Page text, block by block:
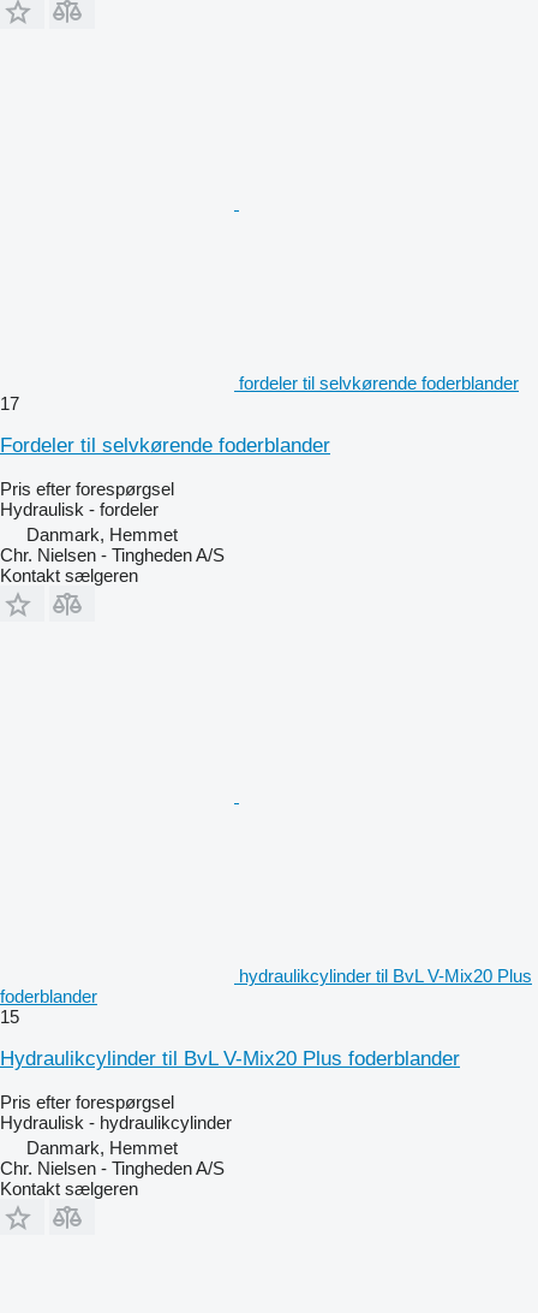
fordeler til selvkørende foderblander
17
Fordeler til selvkørende foderblander
Pris efter forespørgsel
Hydraulisk - fordeler
Danmark, Hemmet
Chr. Nielsen - Tingheden A/S
Kontakt sælgeren
hydraulikcylinder til BvL V-Mix20 Plus
foderblander
15
Hydraulikcylinder til BvL V-Mix20 Plus foderblander
Pris efter forespørgsel
Hydraulisk - hydraulikcylinder
Danmark, Hemmet
Chr. Nielsen - Tingheden A/S
Kontakt sælgeren